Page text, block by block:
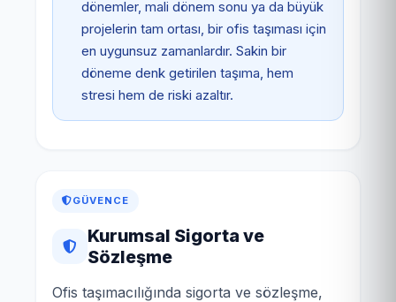
dönemler, mali dönem sonu ya da büyük
projelerin tam ortası, bir ofis taşıması için
en uygunsuz zamanlardır. Sakin bir
döneme denk getirilen taşıma, hem
stresi hem de riski azaltır.
GÜVENCE
Kurumsal Sigorta ve
Sözleşme
Ofis taşımacılığında sigorta ve sözleşme,